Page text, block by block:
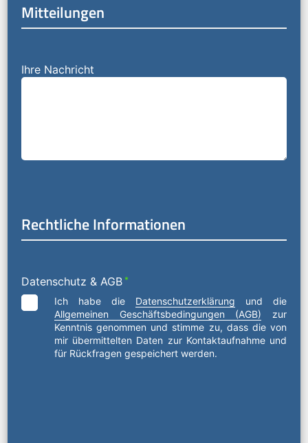
Mitteilungen
Ihre Nachricht
Rechtliche Informationen
Datenschutz & AGB *
Ich habe die Datenschutzerklärung und die
Allgemeinen Geschäftsbedingungen (AGB) zur
Kenntnis genommen und stimme zu, dass die von
mir übermittelten Daten zur Kontaktaufnahme und
für Rückfragen gespeichert werden.